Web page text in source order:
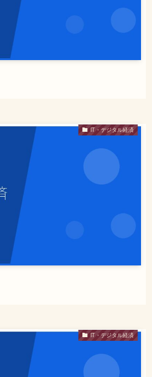
IT・デジタル経済
IT・デジタル経済